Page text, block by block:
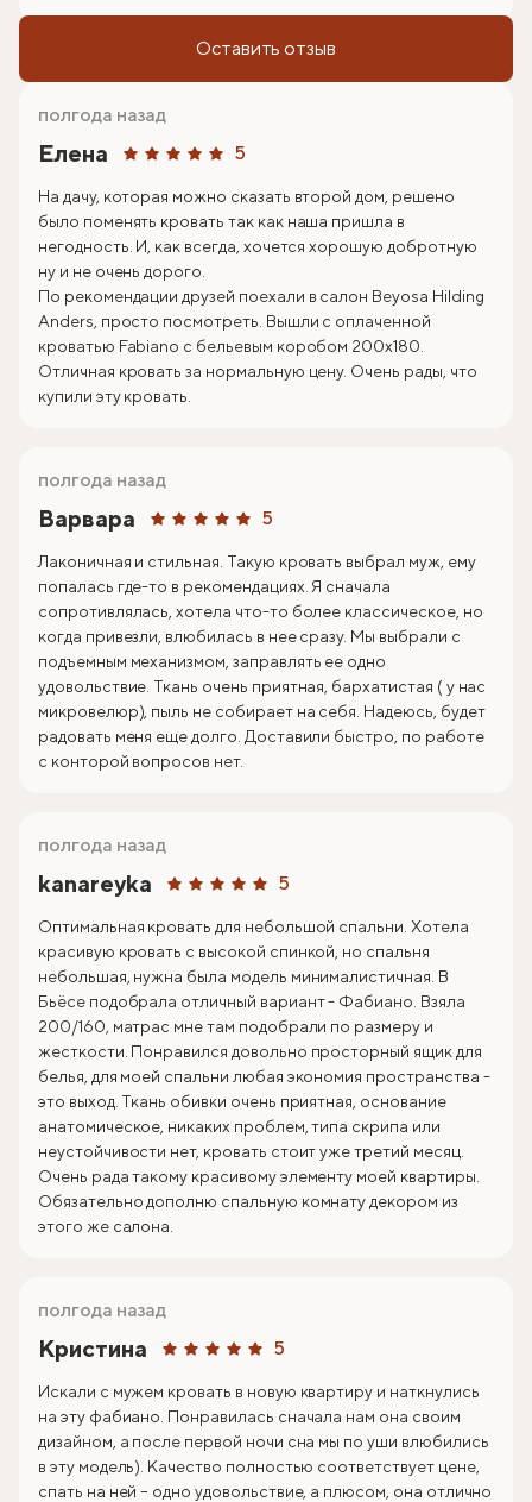
Оставить отзыв
Елена 5
полгода назад
На дачу, которая можно сказать второй дом, решено
было поменять кровать так как наша пришла в
негодность. И, как всегда, хочется хорошую добротную
ну и не очень дорого.
По рекомендации друзей поехали в салон Beyosa Hilding
Anders, просто посмотреть. Вышли с оплаченной
кроватью Fabiano с бельевым коробом 200х180.
Отличная кровать за нормальную цену. Очень рады, что
купили эту кровать.
Варвара 5
полгода назад
Лаконичная и стильная. Такую кровать выбрал муж, ему
попалась где-то в рекомендациях. Я сначала
сопротивлялась, хотела что-то более классическое, но
когда привезли, влюбилась в нее сразу. Мы выбрали с
подъемным механизмом, заправлять ее одно
удовольствие. Ткань очень приятная, бархатистая ( у нас
микровелюр), пыль не собирает на себя. Надеюсь, будет
радовать меня еще долго. Доставили быстро, по работе
с конторой вопросов нет.
kanareyka 5
полгода назад
Оптимальная кровать для небольшой спальни. Хотела
красивую кровать с высокой спинкой, но спальня
небольшая, нужна была модель минималистичная. В
Бьёсе подобрала отличный вариант - Фабиано. Взяла
200/160, матрас мне там подобрали по размеру и
жесткости. Понравился довольно просторный ящик для
белья, для моей спальни любая экономия пространства -
это выход. Ткань обивки очень приятная, основание
анатомическое, никаких проблем, типа скрипа или
неустойчивости нет, кровать стоит уже третий месяц.
Очень рада такому красивому элементу моей квартиры.
Обязательно дополню спальную комнату декором из
этого же салона.
Кристина 5
полгода назад
Искали с мужем кровать в новую квартиру и наткнулись
на эту фабиано. Понравилась сначала нам она своим
дизайном, а после первой ночи сна мы по уши влюбились
в эту модель). Качество полностью соответствует цене,
спать на ней – одно удовольствие, а плюсом, она отлично